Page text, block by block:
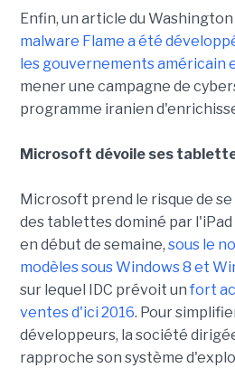
Enfin, un article du
malware Flame a été
les gouvernements américain
mener une campagne de
programme iranien
Microsoft dévoile ses
Microsoft prend le risque de
des tablettes dominé par l'iPad
en début de semaine, sous le
modèles sous Windows 8 et
sur lequel IDC prévoit un fort
ventes d'ici 2016. Pour
développeurs, la société
rapproche son système